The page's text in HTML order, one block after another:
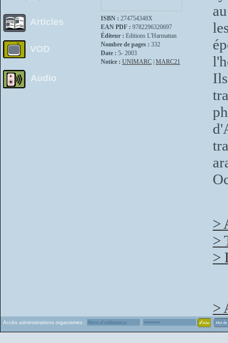
Articles
VOD
Audio
ISBN : 274754348X
EAN PDF : 9782296320697
Éditeur : Editions L'Harmattan
Nombre de pages : 332
Date : 5- 2003
Notice : UNIMARC MARC21
>
>
>
>
Accès administrations organismes :